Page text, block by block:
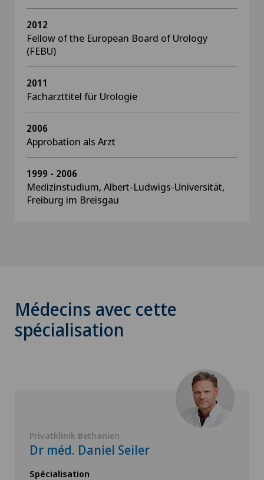
2012
Fellow of the European Board of Urology
(FEBU)
2011
Facharzttitel für Urologie
2006
Approbation als Arzt
1999 - 2006
Medizinstudium, Albert-Ludwigs-Universität,
Freiburg im Breisgau
Médecins avec cette
spécialisation
Privatklinik Bethanien
Dr méd. Daniel Seiler
Spécialisation